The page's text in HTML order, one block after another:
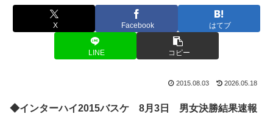
X Facebook はてブ
LINE コピー
2015.08.03 2026.05.18
◆インターハイ2015バスケ 8月3日 男女決勝結果速報